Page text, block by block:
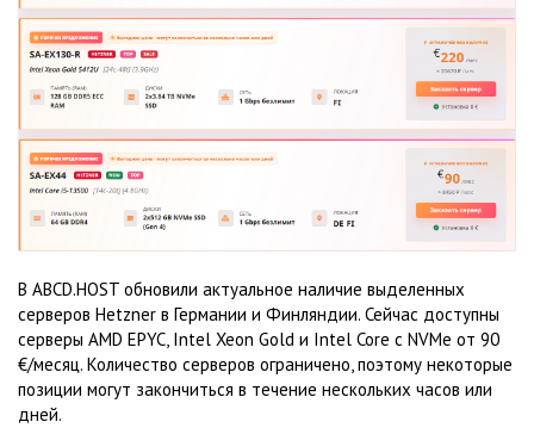
В ABCD.HOST обновили актуальное наличие выделенных
серверов Hetzner в Германии и Финляндии. Сейчас доступны
серверы AMD EPYC, Intel Xeon Gold и Intel Core с NVMe от 90
€/месяц. Количество серверов ограничено, поэтому некоторые
позиции могут закончиться в течение нескольких часов или
дней.